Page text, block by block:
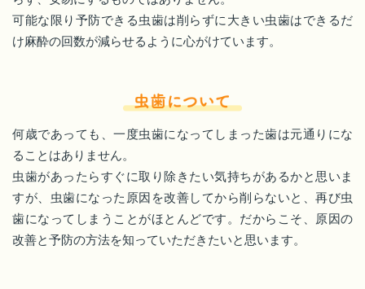
可能な限り予防できる虫歯は削らずに大きい虫歯はできるだ
け麻酔の回数が減らせるように心がけています。
何歳であっても、一度虫歯になってしまった歯は元通りにな
ることはありません。
虫歯があったらすぐに取り除きたい気持ちがあるかと思いま
すが、虫歯になった原因を改善してから削らないと、再び虫
歯になってしまうことがほとんどです。だからこそ、原因の
改善と予防の方法を知っていただきたいと思います。